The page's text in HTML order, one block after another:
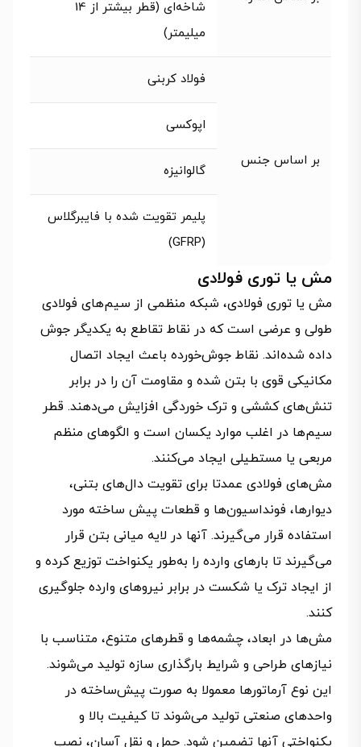
شاخه‌ای (قطر بیشتر از 14
میلیمتر)
بر اساس جنس
فولاد کربنی
اپوکسی
گالوانیزه
پلیمر تقویت شده با فایبرگلاس
(GFRP)
مش یا توری فولادی
مش یا توری فولادی، شبکه‌ منظمی از سیم‌های فولادی
طولی و عرضی است که در نقاط تقاطع به یکدیگر جوش
داده شده‌اند. نقاط جوش‌خورده باعث ایجاد اتصال
مکانیکی قوی با بتن شده و مقاومت آن را در برابر
تنش‌های کششی و ترک خوردگی افزایش می‌دهند. قطر
سیم‌ها در اغلب موارد یکسان است و الگوهای منظم
مربعی یا مستطیلی ایجاد می‌کنند.
مش‌های فولادی عمدتا برای تقویت دال‌های بتنی،
دیوارها، فونداسیون‌ها و قطعات پیش ساخته مورد
استفاده قرار می‌گیرند. آنها در لایه‌ میانی بتن قرار
می‌گیرند تا بارهای وارده را به‌طور یکنواخت توزیع کرده و
از ایجاد ترک یا شکست در برابر نیروهای وارده جلوگیری
کنند.
مش‌ها در ابعاد، چشمه‌ها و قطرهای متنوع، متناسب با
نیازهای طراحی و شرایط بارگذاری سازه تولید می‌شوند.
این نوع آرماتورها معمولا به صورت پیش‌ساخته در
واحدهای صنعتی تولید می‌شوند تا کیفیت بالا و
یکنواختی آنها تضمین شود. حمل‌ و نقل آسان، نصب